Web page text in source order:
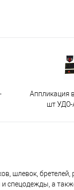
Аппликация
шт
шлевок, бретелей,
спецодежды, а